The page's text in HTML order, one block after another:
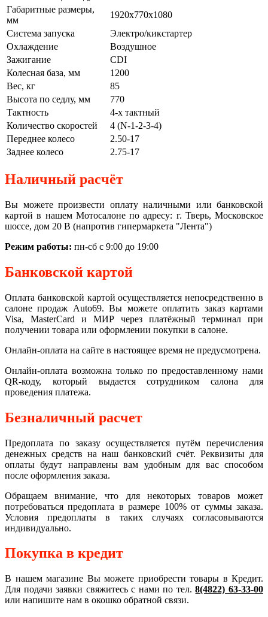
Габаритные размеры,
мм
1920х770х1080
Система запуска
Электро/кикстартер
Охлаждение
Воздушное
Зажигание
CDI
Колесная база, мм
1200
Вес, кг
85
Высота по седлу, мм
770
Тактность
4-х тактный
Количество скоростей
4 (N-1-2-3-4)
Переднее колесо
2.50-17
Заднее колесо
2.75-17
Наличный расчёт
Вы можете произвести оплату наличными или банковской
картой в нашем Мотосалоне по адресу: г. Тверь, Московское
шоссе, дом 20 В (напротив гипермаркета "Лента")
Режим работы: пн-сб с 9:00 до 19:00
Банковской картой
Оплата банковской картой осуществляется непосредственно в
салоне продаж Auto69. Вы можете оплатить заказ картами
Visa, MasterCard и МИР через платёжный терминал при
получении товара или оформлении покупки в салоне.
Онлайн-оплата на сайте в настоящее время не предусмотрена.
Онлайн-оплата возможна только по предоставленному нами
QR-коду, который выдается сотрудником салона для
проведения платежа.
Безналичный расчет
Предоплата по заказу осуществляется путём перечисления
денежных средств на наш банковский счёт. Реквизиты для
оплаты будут направлены вам удобным для вас способом
после оформления заказа.
Обращаем внимание, что для некоторых товаров может
потребоваться предоплата в размере 100% от суммы заказа.
Условия предоплаты в таких случаях согласовываются
индивидуально.
Покупка в кредит
В нашем магазине Вы можете приобрести товары в Кредит.
Для подачи заявки свяжитесь с нами по тел.8(4822) 63-33-00
или напишите нам в окошко обратной связи.